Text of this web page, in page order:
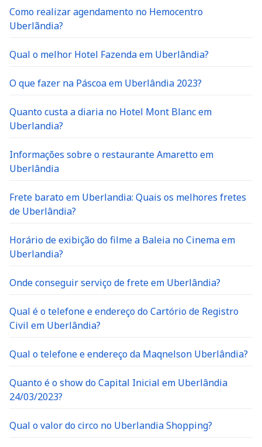
Como realizar agendamento no Hemocentro
Uberlãndia?
Qual o melhor Hotel Fazenda em Uberlândia?
O que fazer na Páscoa em Uberlândia 2023?
Quanto custa a diaria no Hotel Mont Blanc em
Uberlandia?
Informações sobre o restaurante Amaretto em
Uberlândia
Frete barato em Uberlandia: Quais os melhores fretes
de Uberlândia?
Horário de exibição do filme a Baleia no Cinema em
Uberlandia?
Onde conseguir serviço de frete em Uberlândia?
Qual é o telefone e endereço do Cartório de Registro
Civil em Uberlândia?
Qual o telefone e endereço da Maqnelson Uberlândia?
Quanto é o show do Capital Inicial em Uberlândia
24/03/2023?
Qual o valor do circo no Uberlandia Shopping?